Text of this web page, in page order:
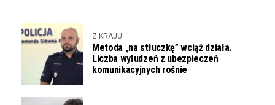
Z KRAJU
Metoda „na stłuczkę” wciąż działa.
Liczba wyłudzeń z ubezpieczeń
komunikacyjnych rośnie